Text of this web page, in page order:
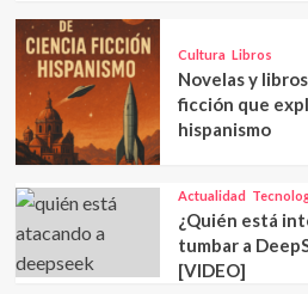
Cultura Libros
Novelas y
ficción que
hispanismo
Actualidad
¿Quién está
tumbar a
[VIDEO]